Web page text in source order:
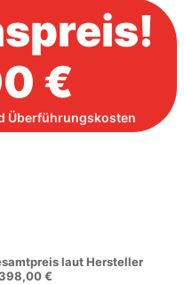
€
Überführungskosten
laut Hersteller
€